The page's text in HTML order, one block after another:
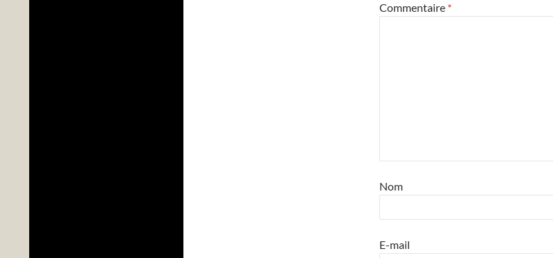
Commentaire *
Nom
E-mail